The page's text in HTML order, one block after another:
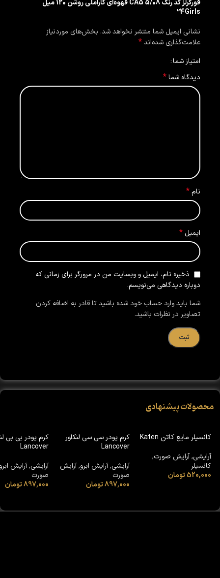
فورگرلز کد رنگ 5/08 CA5 قهوه‌ای کاراملی روشن 120 میل
4Girls”
نشانی ایمیل شما منتشر نخواهد شد. بخش‌های موردنیاز
علامت‌گذاری شده‌اند*
امتیاز شما
دیدگاه شما*
نام*
ایمیل *
ذخیره نام، ایمیل و وبسایت من در مرورگر برای زمانی که
دوباره دیدگاهی می‌نویسم.
شما باید وارد حساب خود شده باشید تا قادر به اضافه کردن
تصاویر در نظرات باشید.
محصولات پیشنهادی
کانسیلر مایع کاتن Katen
آرایشی,آرایش صورت,
کانسیلر
520,000تومان
کرم پودر سی سی لنکاور
Lancover
آرایشی, آرایش ابرو, آرایش
صورت
897,000تومان
کرم پودر بی بی
Lancover
آرایشی,آرایش
صورت
897,000تومان